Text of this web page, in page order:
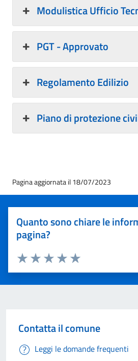
Modulistica Ufficio
PGT - Approvato
Regolamento Edilizio
Piano di protezione
Pagina aggiornata il 18/07/2023
Quanto sono chiare le
pagina?
Valuta 5 stelle su 5
Valuta 4 stelle su 5
Valuta 3 stelle su 5
Valuta 2 stelle su 5
Valuta 1 stelle su 5
Contatta il comune
Leggi le domande frequenti